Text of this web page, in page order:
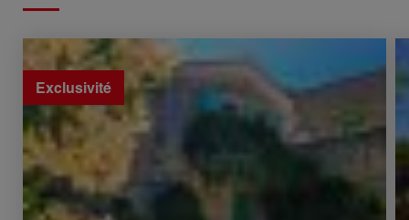
Vente Maison Ners 4 Pièces 117 m²
Exclusivité